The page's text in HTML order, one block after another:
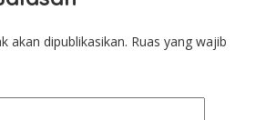
akan dipublikasikan. Ruas yang wajib